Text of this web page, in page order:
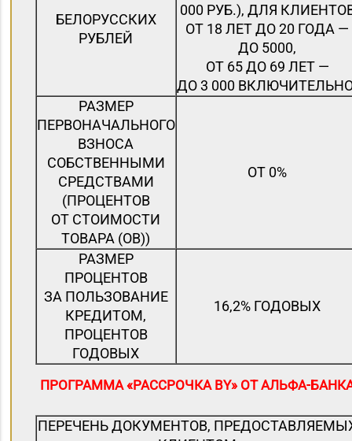
БЕЛОРУССКИХ
РУБЛЕЙ
000 РУБ.), ДЛЯ
ОТ 18 ЛЕТ ДО 20 ГОДА —
ДО 5000,
ОТ 65 ДО 69 ЛЕТ —
ДО 3 000
РАЗМЕР
ПЕРВОНАЧАЛЬНОГО
ВЗНОСА
СОБСТВЕННЫМИ
СРЕДСТВАМИ
(ПРОЦЕНТОВ
ОТ СТОИМОСТИ
ТОВАРА (ОВ))
ОТ 0%
РАЗМЕР
ПРОЦЕНТОВ
ЗА ПОЛЬЗОВАНИЕ
КРЕДИТОМ,
ПРОЦЕНТОВ
ГОДОВЫХ
16,2% ГОДОВЫХ
ПРОГРАММА «РАССРОЧКА BY» ОТ АЛЬФА-
ПЕРЕЧЕНЬ ДОКУМЕНТОВ,